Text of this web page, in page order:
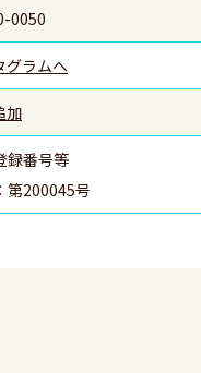
0050
グラムへ
加
録番号等
第200045号